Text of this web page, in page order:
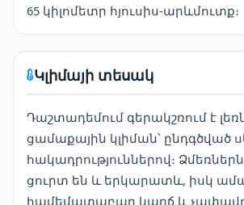
65 կիլոմետր հյուսիս-արևմուտք։
Կլիմայի տեսակ
Դաշտադեմում գերակշռում է
ցամաքային կլիման՝ ընդգծված
հակադրություններով։
ցուրտ են և երկարատև, իսկ
համեմատաբար կարճ և